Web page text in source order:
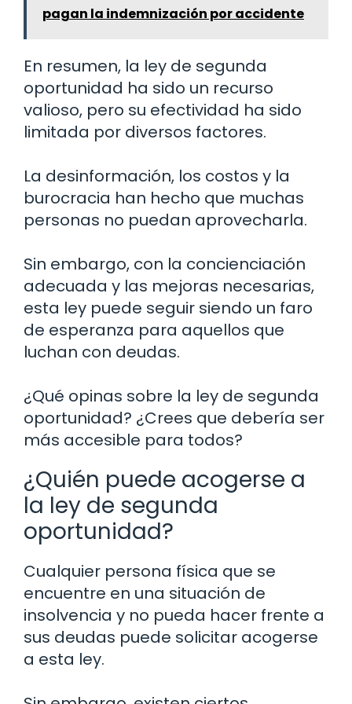
pagan la indemnización por accidente
En resumen, la ley de segunda
oportunidad ha sido un recurso
valioso, pero su efectividad ha sido
limitada por diversos factores.
La desinformación, los costos y la
burocracia han hecho que muchas
personas no puedan aprovecharla.
Sin embargo, con la concienciación
adecuada y las mejoras necesarias,
esta ley puede seguir siendo un faro
de esperanza para aquellos que
luchan con deudas.
¿Qué opinas sobre la ley de segunda
oportunidad? ¿Crees que debería ser
más accesible para todos?
¿Quién puede acogerse a
la ley de segunda
oportunidad?
Cualquier persona física que se
encuentre en una situación de
insolvencia y no pueda hacer frente a
sus deudas puede solicitar acogerse
a esta ley.